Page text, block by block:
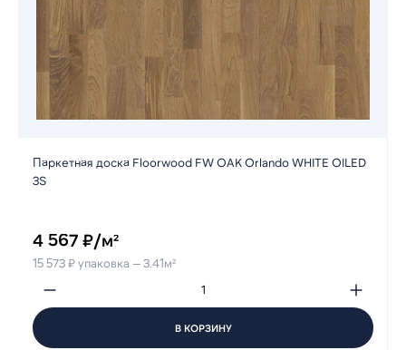
Паркетная доска Floorwood FW OAK Orlando WHITE OILED
3S
4 567 ₽/м²
15 573 ₽ упаковка — 3.41м²
В КОРЗИНУ